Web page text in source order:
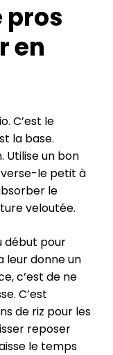
pros
en
C’est le
la base.
Utilise un bon
verse-le petit à
le
veloutée.
début pour
leur donne un
c’est de ne
C’est
de riz pour les
reposer
le temps